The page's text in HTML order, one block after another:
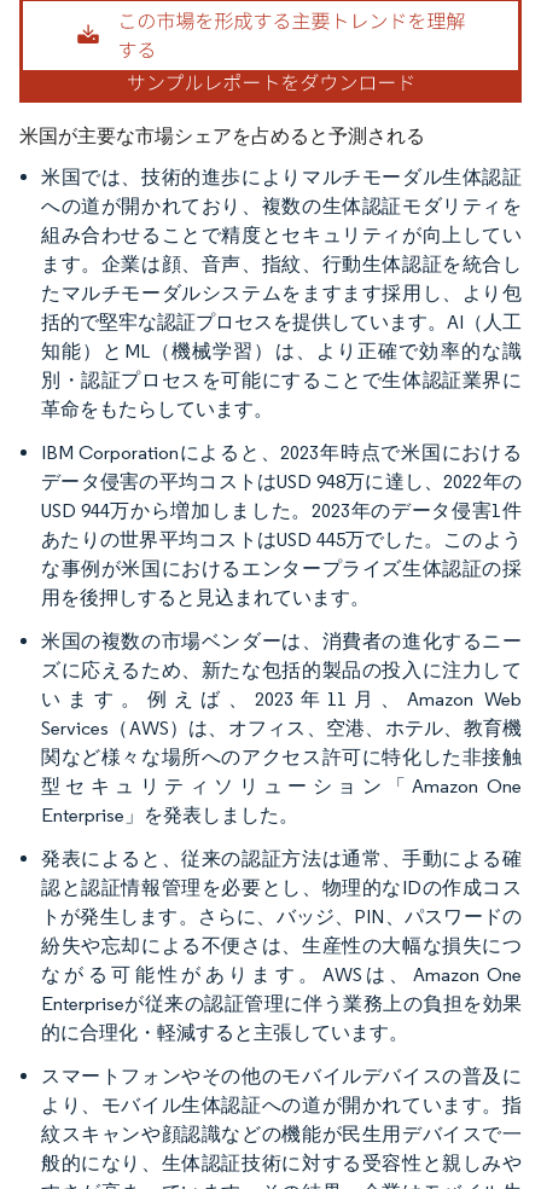
米国が主要な市場シェアを占めると予測される
米国では、技術的進歩によりマルチモーダル生体認証
への道が開かれており、複数の生体認証モダリティを
組み合わせることで精度とセキュリティが向上してい
ます。企業は顔、音声、指紋、行動生体認証を統合し
たマルチモーダルシステムをますます採用し、より包
括的で堅牢な認証プロセスを提供しています。AI（人工
知能）とML（機械学習）は、より正確で効率的な識
別・認証プロセスを可能にすることで生体認証業界に
革命をもたらしています。
IBM Corporationによると、2023年時点で米国における
データ侵害の平均コストはUSD 948万に達し、2022年の
USD 944万から増加しました。2023年のデータ侵害1件
あたりの世界平均コストはUSD 445万でした。このよう
な事例が米国におけるエンタープライズ生体認証の採
用を後押しすると見込まれています。
米国の複数の市場ベンダーは、消費者の進化するニー
ズに応えるため、新たな包括的製品の投入に注力して
います。例えば、2023年11月、Amazon Web
Services（AWS）は、オフィス、空港、ホテル、教育機
関など様々な場所へのアクセス許可に特化した非接触
型セキュリティソリューション「Amazon One
Enterprise」を発表しました。
発表によると、従来の認証方法は通常、手動による確
認と認証情報管理を必要とし、物理的なIDの作成コス
トが発生します。さらに、バッジ、PIN、パスワードの
紛失や忘却による不便さは、生産性の大幅な損失につ
ながる可能性があります。AWSは、Amazon One
Enterpriseが従来の認証管理に伴う業務上の負担を効果
的に合理化・軽減すると主張しています。
スマートフォンやその他のモバイルデバイスの普及に
より、モバイル生体認証への道が開かれています。指
紋スキャンや顔認識などの機能が民生用デバイスで一
般的になり、生体認証技術に対する受容性と親しみや